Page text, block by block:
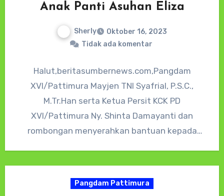
Anak Panti Asuhan Eliza
Sherly
Oktober 16, 2023
Tidak ada komentar
Halut,beritasumbernews.com,Pangdam
XVI/Pattimura Mayjen TNI Syafrial, P.S.C.,
M.Tr.Han serta Ketua Persit KCK PD
XVI/Pattimura Ny. Shinta Damayanti dan
rombongan menyerahkan bantuan kepada
Pangdam Pattimura